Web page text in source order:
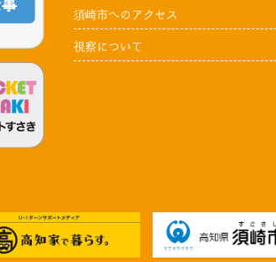
須崎市へのアクセス
視察について